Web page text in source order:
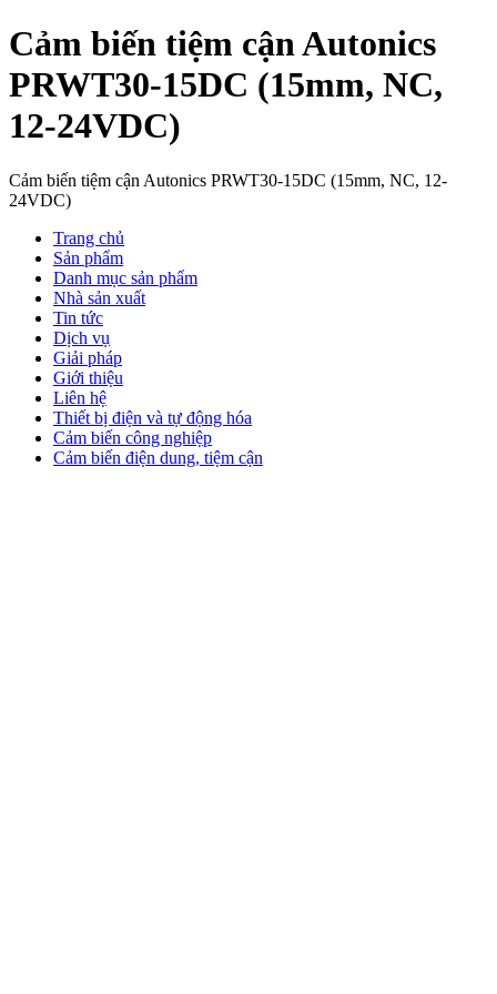
Cảm biến tiệm cận Autonics
PRWT30-15DC (15mm, NC,
12-24VDC)
Cảm biến tiệm cận Autonics PRWT30-15DC (15mm, NC, 12-
24VDC)
Trang chủ
Sản phẩm
Danh mục sản phẩm
Nhà sản xuất
Tin tức
Dịch vụ
Giải pháp
Giới thiệu
Liên hệ
Thiết bị điện và tự động hóa
Cảm biến công nghiệp
Cảm biến điện dung, tiệm cận